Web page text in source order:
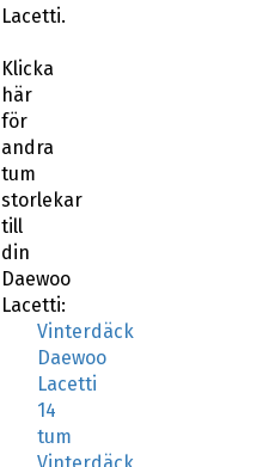
Lacetti.
Klicka
här
för
andra
tum
storlekar
till
din
Daewoo
Lacetti:
Vinterdäck
Daewoo
Lacetti
14
tum
Vinterdäck